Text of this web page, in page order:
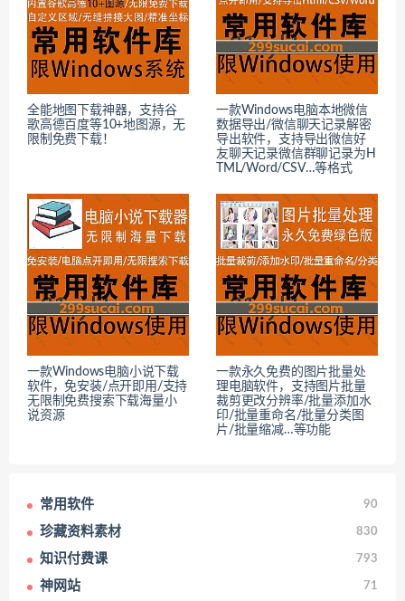
全能地图下载神器，支持谷
歌高德百度等10+地图源，无
限制免费下载！
一款Windows电脑本地微信
数据导出/微信聊天记录解密
导出软件，支持导出微信好
友聊天记录微信群聊记录为H
TML/Word/CSV…等格式
一款Windows电脑小说下载
软件，免安装/点开即用/支持
无限制免费搜索下载海量小
说资源
一款永久免费的图片批量处
理电脑软件，支持图片批量
裁剪更改分辨率/批量添加水
印/批量重命名/批量分类图
片/批量缩减…等功能
常用软件 90
珍藏资料素材 830
知识付费课 793
神网站 71